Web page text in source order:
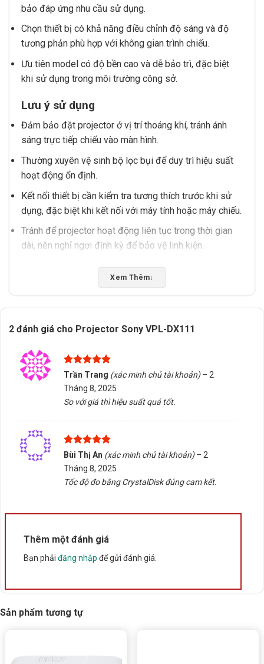
bảo đáp ứng nhu cầu sử dụng.
Chọn thiết bị có khả năng điều chỉnh độ sáng và độ
tương phản phù hợp với không gian trình chiếu.
Ưu tiên model có độ bền cao và dễ bảo trì, đặc biệt
khi sử dụng trong môi trường công sở.
Lưu ý sử dụng
Đảm bảo đặt projector ở vị trí thoáng khí, tránh ánh
sáng trực tiếp chiếu vào màn hình.
Thường xuyên vệ sinh bộ lọc bụi để duy trì hiệu suất
hoạt động ổn định.
Kết nối thiết bị cần kiểm tra tương thích trước khi sử
dụng, đặc biệt khi kết nối với máy tính hoặc máy chiếu.
Tránh để projector hoạt động liên tục trong thời gian
dài, nên nghỉ ngơi định kỳ để bảo vệ linh kiện.
Tình huống phù hợp
Được ưa chuộng khi cần trình chiếu hình ảnh rõ nét,
Thích hợp cho người dùng cần thiết bị linh hoạt, dễ di
chuyển và sử dụng đa nền tảng.
Tấn Phát AD sẵn sàng tư vấn chọn đúng sản phẩm, hỗ
trợ kiểm tra tương thích và giao hàng/tư vấn tại Buôn
Ma Thuột, Đắk Lắk. Liên hệ để được hỗ trợ tận tình và
đảm bảo trải nghiệm mua sắm thuận tiện nhất.
Rate this product
Thông số kỹ thuật
Xem Thêm↓
2 đánh giá cho Projector Sony VPL-DX111
Được xếp
sao
Trần Trang (xác minh chủ tài khoản) – 2
Tháng 8, 2025
So với giá thì hiệu suất quá tốt.
Được xếp
5
sao
Bùi Thị An (xác minh chủ tài khoản) – 2
Tháng 8, 2025
Tốc độ đo bằng CrystalDisk đúng cam kết.
Thêm một đánh giá
Bạn phải đăng nhập để gửi đánh giá.
Sản phẩm tương tự